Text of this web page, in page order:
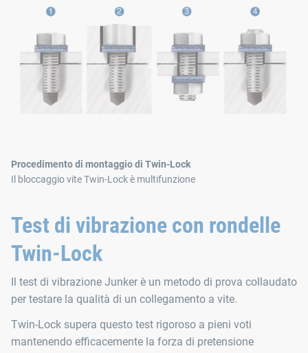
Procedimento di montaggio di Twin-Lock
Il bloccaggio vite Twin-Lock è multifunzione
Test di vibrazione con rondelle
Twin-Lock
Il test di vibrazione Junker è un metodo di prova collaudato
per testare la qualità di un collegamento a vite.
Twin-Lock supera questo test rigoroso a pieni voti
mantenendo efficacemente la forza di pretensione